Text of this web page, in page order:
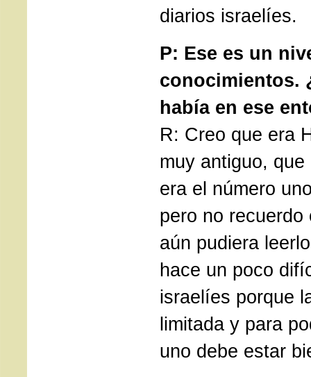
diarios israelíes.
P: Ese es un
conocimientos.
había en ese
R: Creo que era
muy antiguo,
era el número
pero no
aún pudiera
hace un poco
israelíes porque
limitada y para
uno debe estar